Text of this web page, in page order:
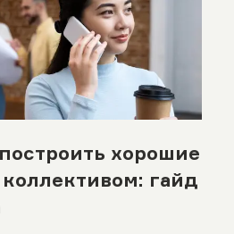
хорошие
гайд